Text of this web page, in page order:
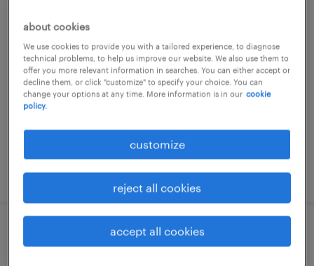
教育関連の養護教諭・保育士・幼稚園事務
福岡県北九州市小倉北区, 福岡県
temporary
¥1400.00 per hour
posted 11 may 2026
it・web系／メーカー系／流通・サービス系
about cookies
We use cookies to provide you with a tailored experience, to diagnose
technical problems, to help us improve our website. We also use them to
offer you more relevant information in searches. You can either accept or
decline them, or click "customize" to specify your choice. You can
change your options at any time. More information is in our cookie
policy.
customize
reject all cookies
accept all cookies